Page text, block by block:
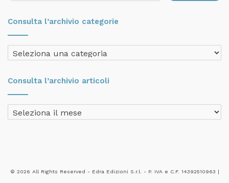
Consulta l’archivio categorie
Consulta
l’archivio
Consulta l’archivio articoli
Consulta
l’archivio
© 2026 All Rights Reserved - Edra Edizioni S.r.l. - P. IVA e C.F. 14392510963 |